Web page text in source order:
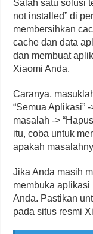
Salah satu solusi
not installed” di
membersihkan
cache dan data
dan membuat
Xiaomi Anda.
Caranya,
“Semua Aplikasi”
masalah ->
itu, coba untuk
apakah
Jika Anda masih
membuka aplikasi
Anda. Pastikan
pada situs resmi